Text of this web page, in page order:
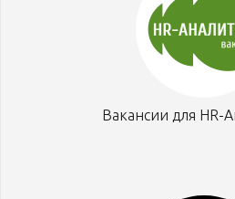
Вакансии для HR-